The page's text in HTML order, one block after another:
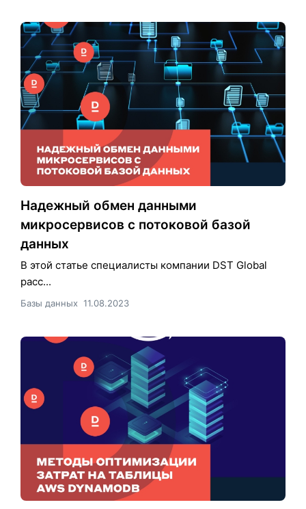
Надежный обмен данными
микросервисов с потоковой базой
данных
В этой статье специалисты компании DST Global
расс...
Базы данных 11.08.2023